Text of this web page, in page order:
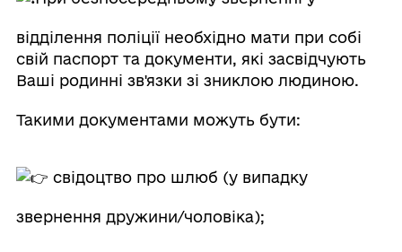
відділення поліції необхідно мати при собі
свій паспорт та документи, які засвідчують
Ваші родинні зв'язки зі зниклою людиною.
Такими документами можуть бути:
свідоцтво про шлюб (у випадку
звернення дружини/чоловіка);